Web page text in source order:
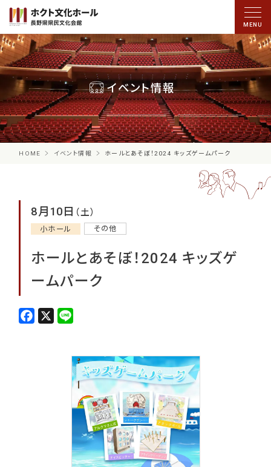
イベント情報
HOME イベント情報 ホールとあそぼ！2024 キッズゲームパーク
8月10日 （土）
小ホール その他
ホールとあそぼ！2024 キッズゲ
ームパーク
F
a
X